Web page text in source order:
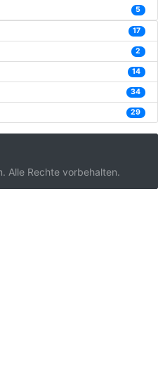
5
17
2
14
34
29
Alle Rechte vorbehalten.